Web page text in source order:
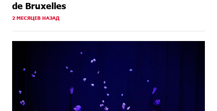
de Bruxelles
2 МЕСЯЦЕВ НАЗАД